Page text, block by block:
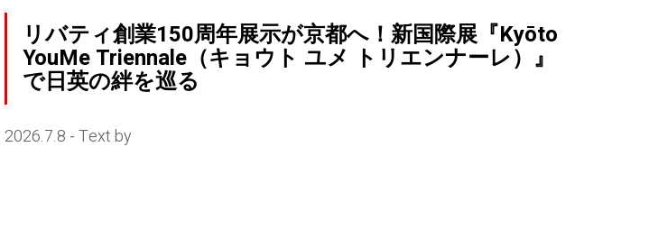
リバティ創業150周年展示が京都へ！新国際展『Kyōto
YouMe Triennale（キョウト ユメ トリエンナーレ）』
で日英の絆を巡る
2026.7.8 - Text by